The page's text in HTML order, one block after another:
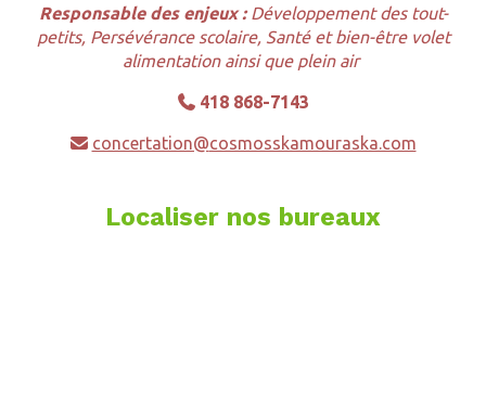
Responsable des enjeux :Développement des tout-
petits, Persévérance scolaire, Santé et bien-être volet
alimentation ainsi que plein air
 418 868-7143
 concertation@cosmosskamouraska.com
Localiser nos bureaux